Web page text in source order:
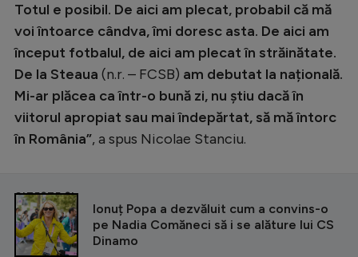
Totul e posibil. De aici am plecat, probabil că mă
voi întoarce cândva, îmi doresc asta. De aici am
început fotbalul, de aici am plecat în străinătate.
De la Steaua (n.r. – FCSB) am debutat la națională.
Mi-ar plăcea ca într-o bună zi, nu știu dacă în
viitorul apropiat sau mai îndepărtat, să mă întorc
în România”, a spus Nicolae Stanciu.
CITEȘTE ȘI
Ionuț Popa a dezvăluit cum a convins-o
pe Nadia Comăneci să i se alăture lui CS
Dinamo